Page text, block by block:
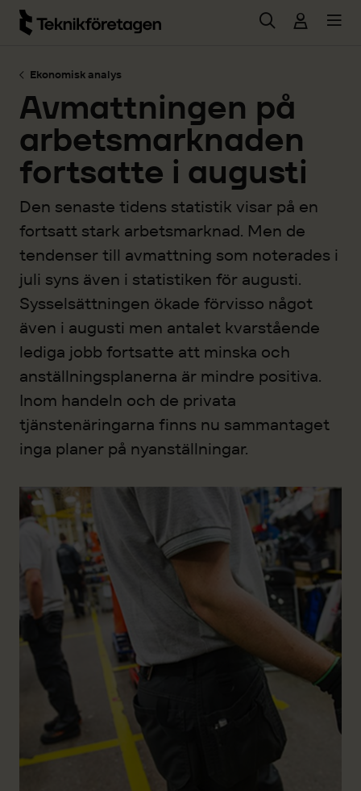
Hoppa till huvudinnehåll
Ekonomisk analys
Avmattningen på
arbetsmarknaden
fortsatte i augusti
Den senaste tidens statistik visar på en
fortsatt stark arbetsmarknad. Men de
tendenser till avmattning som noterades i
juli syns även i statistiken för augusti.
Sysselsättningen ökade förvisso något
även i augusti men antalet kvarstående
lediga jobb fortsatte att minska och
anställningsplanerna är mindre positiva.
Inom handeln och de privata
tjänstenäringarna finns nu sammantaget
inga planer på nyanställningar.